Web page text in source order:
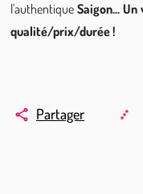
l'authentique Saigon...
qualité/prix/durée !
Partager